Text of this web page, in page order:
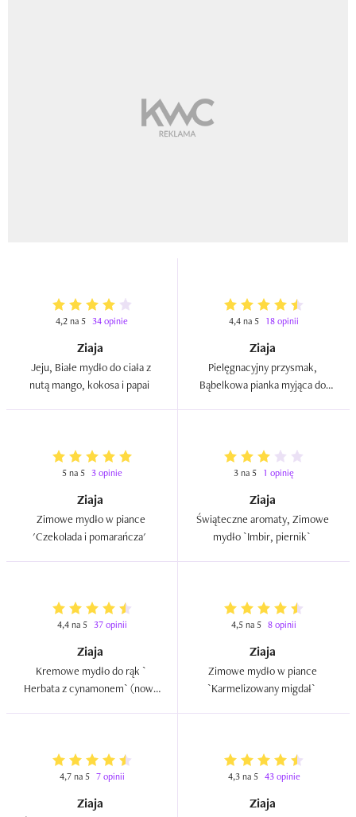
4,2 na 5 34 opinie
Ziaja
Jeju, Białe mydło do ciała z
4,4 na 5 18 opinii
Ziaja
Pielęgnacyjny przysmak,
Bąbelkowa pianka myjąca do
5 na 5 3 opinie
Ziaja
Zimowe mydło w piance
3 na 5 1 opinię
Ziaja
Świąteczne aromaty, Zimowe
4,4 na 5 37 opinii
Ziaja
Kremowe mydło do rąk `
Herbata z cynamonem` (nowa
4,5 na 5 8 opinii
Ziaja
Zimowe mydło w piance
4,7 na 5 7 opinii
Ziaja
4,3 na 5 43 opinie
Ziaja